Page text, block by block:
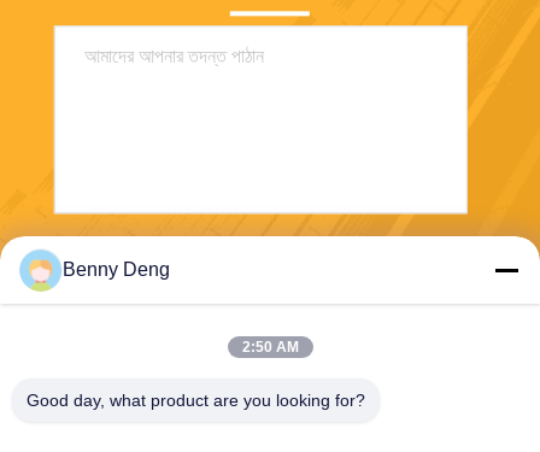
Benny Deng
2:50 AM
Good day, what product are you looking for?